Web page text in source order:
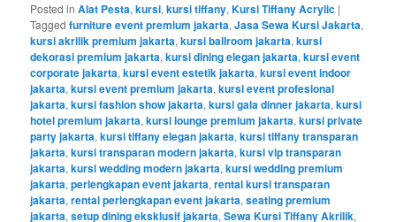
Posted in Alat Pesta,kursi,kursi tiffany,Kursi Tiffany Acrylic |
Tagged furniture event premium jakarta,Jasa Sewa Kursi Jakarta,
kursi akrilik premium jakarta,kursi ballroom jakarta,kursi
dekorasi premium jakarta,kursi dining elegan jakarta,kursi event
corporate jakarta,kursi event estetik jakarta,kursi event indoor
jakarta,kursi event premium jakarta,kursi event profesional
jakarta,kursi fashion show jakarta,kursi gala dinner jakarta,kursi
hotel premium jakarta,kursi lounge premium jakarta,kursi private
party jakarta,kursi tiffany elegan jakarta,kursi tiffany transparan
jakarta,kursi transparan modern jakarta,kursi vip transparan
jakarta,kursi wedding modern jakarta,kursi wedding premium
jakarta,perlengkapan event jakarta,rental kursi transparan
jakarta,rental perlengkapan event jakarta,seating premium
jakarta,setup dining eksklusif jakarta,Sewa Kursi Tiffany Akrilik,